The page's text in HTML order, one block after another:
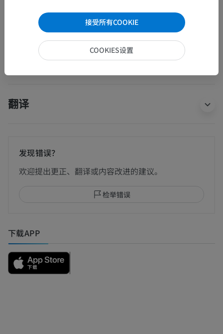
主动脉弓
主动脉峡
底层结构： 这个解剖部位没有子结构
翻译
发现错误？
欢迎提出更正、翻译或内容改进的建议。
检举错误
下载APP
接受所有COOKIE
COOKIES设置